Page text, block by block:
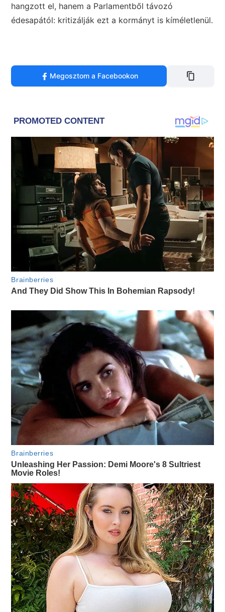
hangzott el, hanem a Parlamentből távozó
édesapától: kritizálják ezt a kormányt is kíméletlenül.
Megosztom a Facebookon